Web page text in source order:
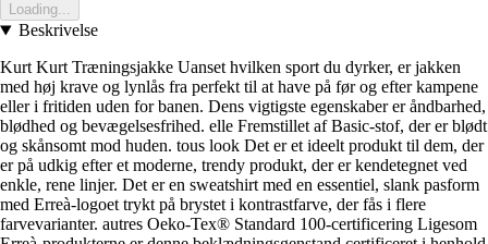
Loading...
Beskrivelse
Kurt Kurt Træningsjakke Uanset hvilken sport du dyrker, er jakken
med høj krave og lynlås fra perfekt til at have på før og efter kampene
eller i fritiden uden for banen. Dens vigtigste egenskaber er åndbarhed,
blødhed og bevægelsesfrihed. elle Fremstillet af Basic-stof, der er blødt
og skånsomt mod huden. tous look Det er et ideelt produkt til dem, der
er på udkig efter et moderne, trendy produkt, der er kendetegnet ved
enkle, rene linjer. Det er en sweatshirt med en essentiel, slank pasform
med Erreà-logoet trykt på brystet i kontrastfarve, der fås i flere
farvevarianter. autres Oeko-Tex® Standard 100-certificering Ligesom